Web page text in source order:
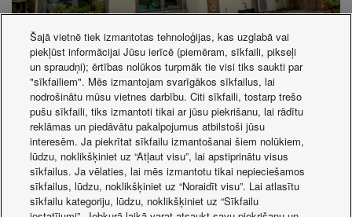
Installation Data
Range: Aquarea
Mono-bloc
Product: High Performance
Quantity: 1
Accessories
Range: Aquarea
Šajā vietnē tiek izmantotas tehnoloģijas, kas uzglabā vai
piekļūst informācijai Jūsu ierīcē (piemēram, sīkfaili, pikseļi
un spraudņi); ērtības nolūkos turpmāk tie visi tiks saukti par
"sīkfailiem". Mēs izmantojam svarīgākos sīkfailus, lai
nodrošinātu mūsu vietnes darbību. Citi sīkfaili, tostarp trešo
pušu sīkfaili, tiks izmantoti tikai ar jūsu piekrišanu, lai rādītu
reklāmas un piedāvātu pakalpojumus atbilstoši jūsu
interesēm. Ja piekrītat sīkfailu izmantošanai šiem nolūkiem,
lūdzu, noklikšķiniet uz “Atļaut visu”, lai apstiprinātu visus
sīkfailus. Ja vēlaties, lai mēs izmantotu tikai nepieciešamos
sīkfailus, lūdzu, noklikšķiniet uz “Noraidīt visu”. Lai atlasītu
sīkfailu kategoriju, lūdzu, noklikšķiniet uz “Sīkfailu